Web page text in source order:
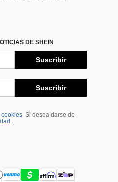
DE SHEIN
Suscribir
Suscribir
Si desea darse de
.